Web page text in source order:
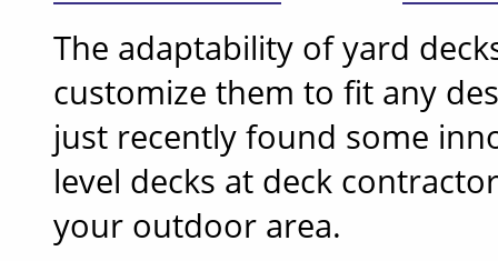
The adaptability of yard
customize them to fit any
just recently found some
level decks at deck
your outdoor area.